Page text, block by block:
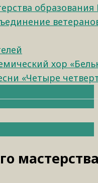
образования
хор
«Четыре